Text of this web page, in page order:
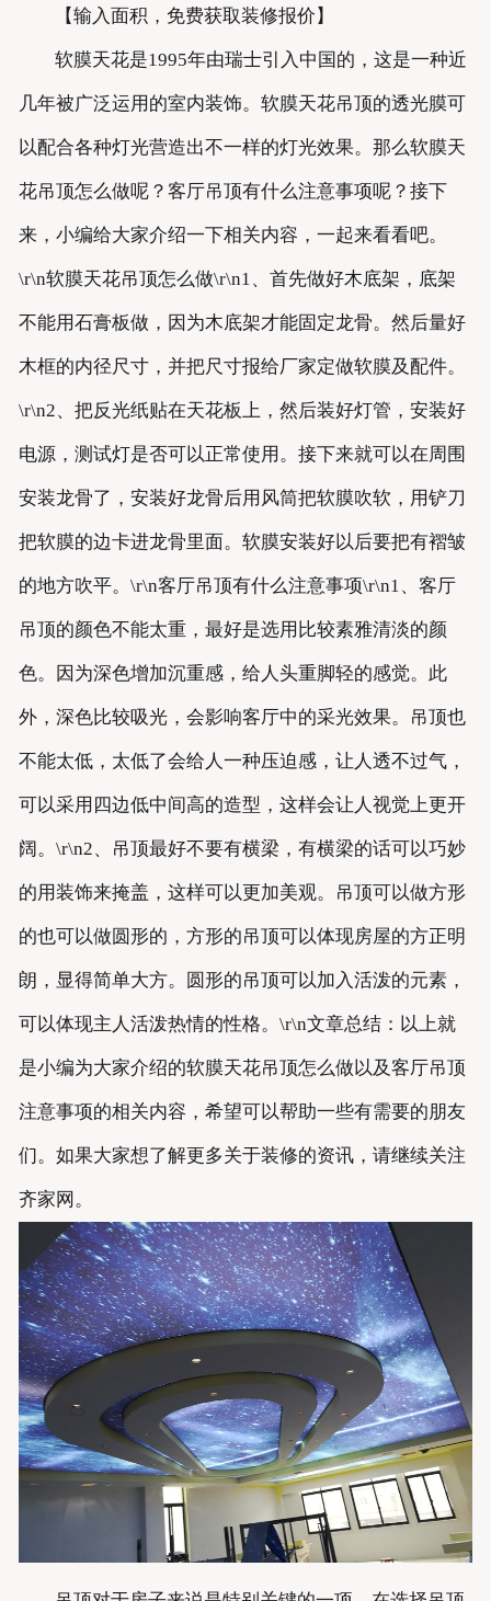
【输入面积，免费获取装修报价】
软膜天花是1995年由瑞士引入中国的，这是一种近
几年被广泛运用的室内装饰。软膜天花吊顶的透光膜可
以配合各种灯光营造出不一样的灯光效果。那么软膜天
花吊顶怎么做呢？客厅吊顶有什么注意事项呢？接下
来，小编给大家介绍一下相关内容，一起来看看吧。
\r\n软膜天花吊顶怎么做\r\n1、首先做好木底架，底架
不能用石膏板做，因为木底架才能固定龙骨。然后量好
木框的内径尺寸，并把尺寸报给厂家定做软膜及配件。
\r\n2、把反光纸贴在天花板上，然后装好灯管，安装好
电源，测试灯是否可以正常使用。接下来就可以在周围
安装龙骨了，安装好龙骨后用风筒把软膜吹软，用铲刀
把软膜的边卡进龙骨里面。软膜安装好以后要把有褶皱
的地方吹平。\r\n客厅吊顶有什么注意事项\r\n1、客厅
吊顶的颜色不能太重，最好是选用比较素雅清淡的颜
色。因为深色增加沉重感，给人头重脚轻的感觉。此
外，深色比较吸光，会影响客厅中的采光效果。吊顶也
不能太低，太低了会给人一种压迫感，让人透不过气，
可以采用四边低中间高的造型，这样会让人视觉上更开
阔。\r\n2、吊顶最好不要有横梁，有横梁的话可以巧妙
的用装饰来掩盖，这样可以更加美观。吊顶可以做方形
的也可以做圆形的，方形的吊顶可以体现房屋的方正明
朗，显得简单大方。圆形的吊顶可以加入活泼的元素，
可以体现主人活泼热情的性格。\r\n文章总结：以上就
是小编为大家介绍的软膜天花吊顶怎么做以及客厅吊顶
注意事项的相关内容，希望可以帮助一些有需要的朋友
们。如果大家想了解更多关于装修的资讯，请继续关注
齐家网。